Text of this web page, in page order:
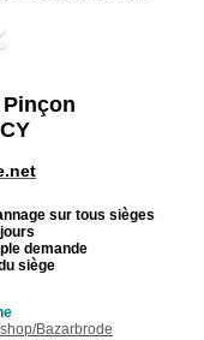
sur tous sièges
demande
siège
Bazarbrode